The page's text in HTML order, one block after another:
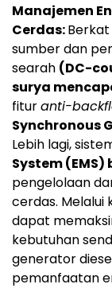
Manajemen
Cerdas:
sumber dan
searah (DC-
surya
fituranti-
Synchronous
Lebih lagi,
System
pengelolaan
cerdas.
dapat
kebutuhan
generator
pemanfaatan